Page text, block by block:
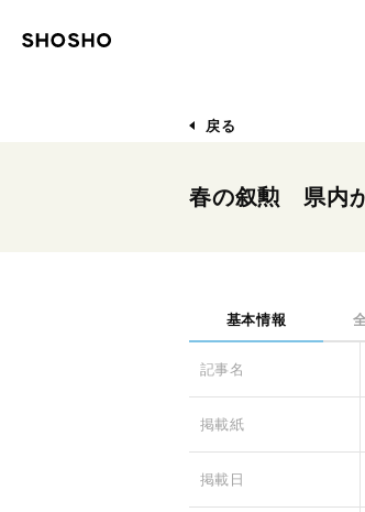
戻る
春の叙勲 県内
基本情報
記事名
掲載紙
掲載日